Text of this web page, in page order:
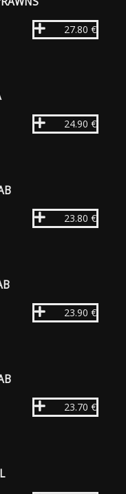
27.80 €
24.90 €
23.80 €
23.90 €
23.70 €